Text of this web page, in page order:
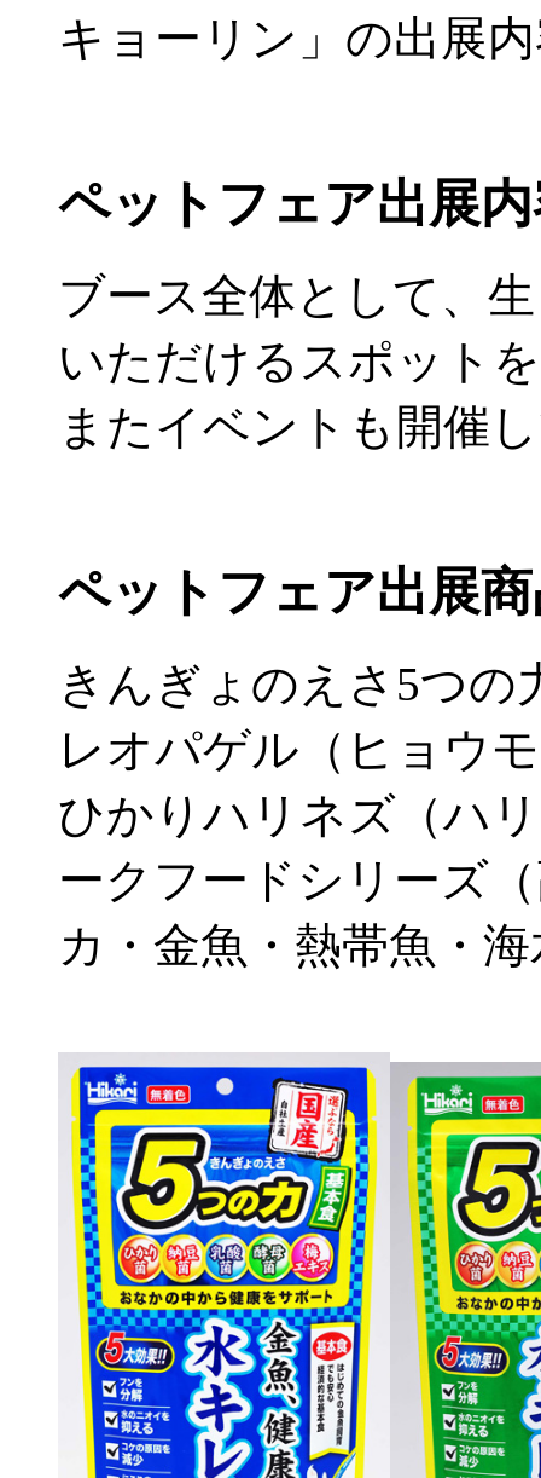
キョーリン」の出展
ペットフェア出展
ブース全体として、
いただけるスポット
またイベントも開催
ペットフェア出展
きんぎょのえさ5つの
レオパゲル（ヒョウ
ひかりハリネズ（ハ
ークフードシリーズ
カ・金魚・熱帯魚・